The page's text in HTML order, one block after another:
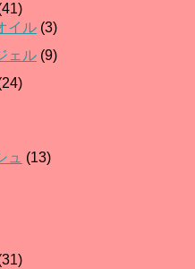
イル (3)
ェル (9)
ュ (13)